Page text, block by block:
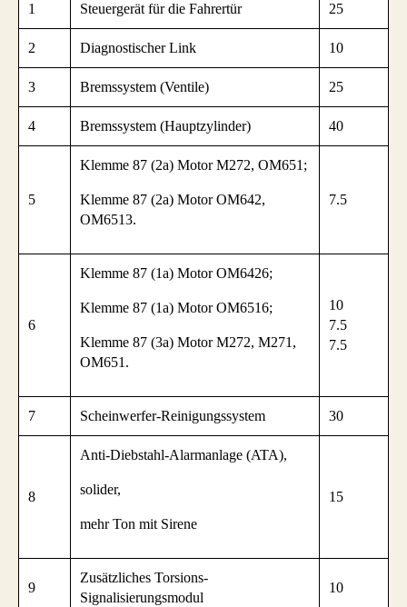
1 Steuergerät für die Fahrertür 25
2 Diagnostischer Link 10
3 Bremssystem (Ventile) 25
4 Bremssystem (Hauptzylinder) 40
5
Klemme 87 (2a) Motor M272, OM651;
Klemme 87 (2a) Motor OM642,
OM6513.
7.5
6
Klemme 87 (1a) Motor OM6426;
Klemme 87 (1a) Motor OM6516;
Klemme 87 (3a) Motor M272, M271,
OM651.
10
7.5
7.5
7 Scheinwerfer-Reinigungssystem 30
8
Anti-Diebstahl-Alarmanlage (ATA),
solider,
mehr Ton mit Sirene
15
9
Zusätzliches Torsions-
Signalisierungsmodul
10